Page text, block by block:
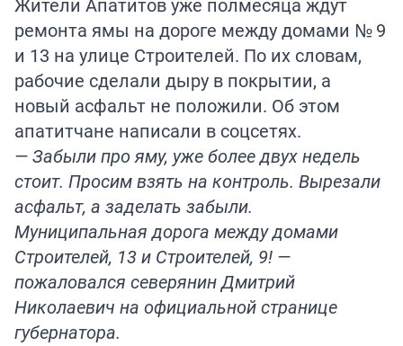
Жители Апатитов уже полмесяца ждут
ремонта ямы на дороге между домами № 9
и 13 на улице Строителей. По их словам,
рабочие сделали дыру в покрытии, а
новый асфальт не положили. Об этом
апатитчане написали в соцсетях.
— Забыли про яму, уже более двух недель
стоит. Просим взять на контроль. Вырезали
асфальт, а заделать забыли.
Муниципальная дорога между домами
Строителей, 13 и Строителей, 9! —
пожаловался северянин Дмитрий
Николаевич на официальной странице
губернатора.